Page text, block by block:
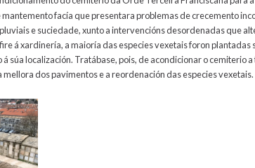
mantemento facía que presentara problemas de crecemento
e suciedade, xunto a intervencións desordenadas que
á xardinería, a maioría das especies vexetais foron
á súa localización. Tratábase, pois, de acondicionar o cemiterio
mellora dos pavimentos e a reordenación das especies vexetais.